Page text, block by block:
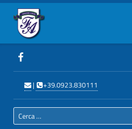
Codice di comportamento - Fondazione Auxilium TrapaniFondazione Auxilium Trapani
Header info sidebar
Seguici su Facebook
| +39.0923.830111
Ricerca per: